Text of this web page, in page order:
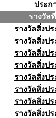
ประก
รางวัล
รางวัลสิ่งป
รางวัลสิ่งป
รางวัลสิ่งป
รางวัลสิ่งป
รางวัลสิ่งป
รางวัลสิ่งป
รางวัลสิ่งป
รางวัลสิ่งป